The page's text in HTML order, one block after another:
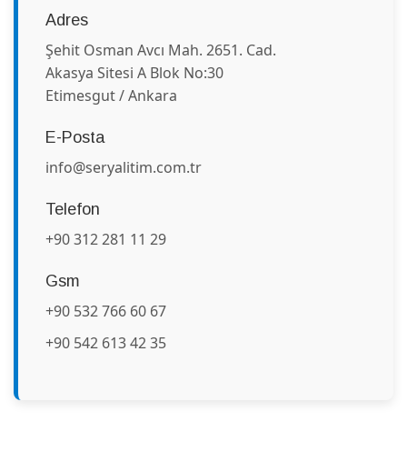
Adres
Şehit Osman Avcı Mah. 2651. Cad.
Akasya Sitesi A Blok No:30
Etimesgut / Ankara
E-Posta
info@seryalitim.com.tr
Telefon
+90 312 281 11 29
Gsm
+90 532 766 60 67
+90 542 613 42 35